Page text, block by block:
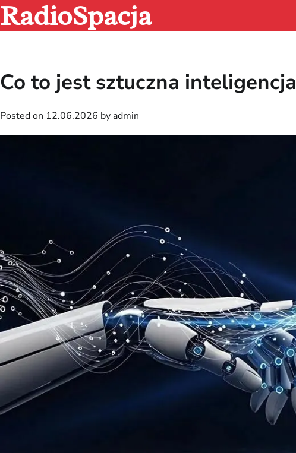
Skip
to
content
RadioSpacja
Co to jest sztuczna inteligencja
Posted on 12.06.2026 by admin